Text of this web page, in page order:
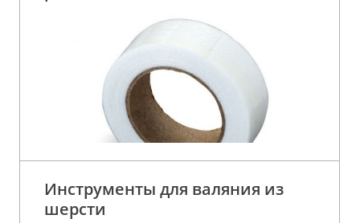
Инструменты для валяния из
шерсти